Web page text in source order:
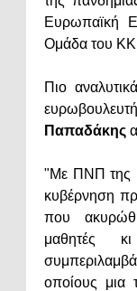
Ευρωπαϊκή
Ομάδα του
Πιο
Παπαδάκης
"Με ΠΝΠ της
κυβέρνηση
που
μαθητές
οποίους μια